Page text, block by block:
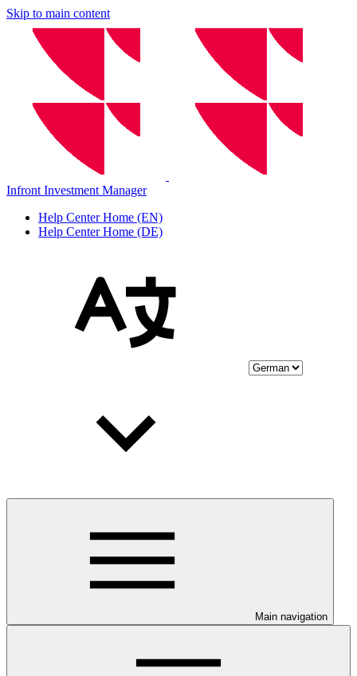
Skip to main content
Infront Investment Manager
Help Center Home (EN)
Help Center Home (DE)
Main navigation